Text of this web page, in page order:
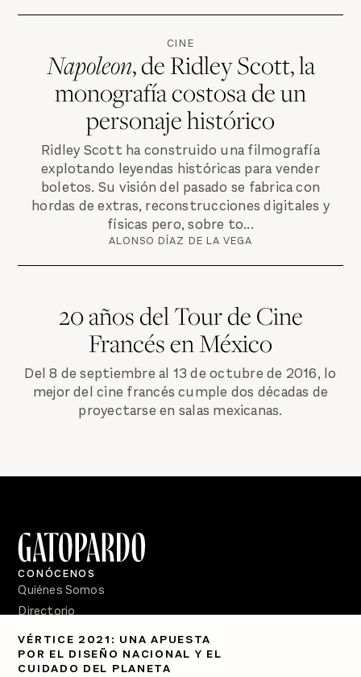
CINE
Napoleon, de Ridley Scott, la
monografía costosa de un
personaje histórico
Ridley Scott ha construido una filmografía
explotando leyendas históricas para vender
boletos. Su visión del pasado se fabrica con
hordas de extras, reconstrucciones digitales y
físicas pero, sobre to...
ALONSO DÍAZ DE LA VEGA
20 años del Tour de Cine
Francés en México
Del 8 de septiembre al 13 de octubre de 2016, lo
mejor del cine francés cumple dos décadas de
proyectarse en salas mexicanas.
VÉRTICE 2021: UNA APUESTA
POR EL DISEÑO NACIONAL Y EL
CUIDADO DEL PLANETA
CONÓCENOS
Quiénes Somos
Directorio
PÓDCASTS
Semanario Gatopardo